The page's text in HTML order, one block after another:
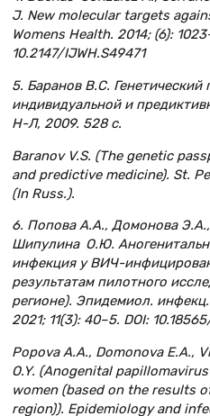
J. New molecular targets
Womens Health. 2014; (6):
10.2147/IJWH.S49471
5. Баранов В.С. Генетический
индивидуальной и
Н-Л, 2009. 528 с.
Baranov V.S. (The genetic
and predictive medicine). St.
(In Russ.).
6. Попова А.А., Домонова
Шипулина О.Ю.
инфекция у ВИЧ-
результатам пилотного
регионе). Эпидемиол.
2021; 11(3): 40–5. DOI:
Popova A.A., Domonova E.A.,
O.Y. (Anogenital
women (based on the results
region)). Epidemiоlоgy and